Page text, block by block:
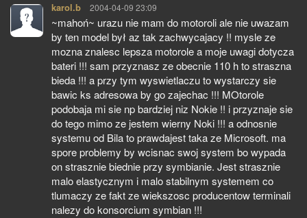
karol.b pisze:
2004-04-09 23:09
~mahoń~ urazu nie mam do motoroli ale nie uwazam
by ten model był az tak zachwycajacy !! mysle ze
mozna znalesc lepsza motorole a moje uwagi dotycza
bateri !!! sam przyznasz ze obecnie 110 h to straszna
bieda !!! a przy tym wyswietlaczu to wystarczy sie
bawic ks adresowa by go zajechac !!! MOtorole
podobaja mi sie np bardziej niz Nokie !! i przyznaje sie
do tego mimo ze jestem wierny Noki !!! a odnosnie
systemu od Bila to prawdajest taka ze Microsoft. ma
spore problemy by wcisnac swoj system bo wypada
on strasznie biednie przy symbianie. Jest strasznie
malo elastycznym i malo stabilnym systemem co
tlumaczy ze fakt ze wiekszosc producentow terminali
nalezy do konsorcium symbian !!!